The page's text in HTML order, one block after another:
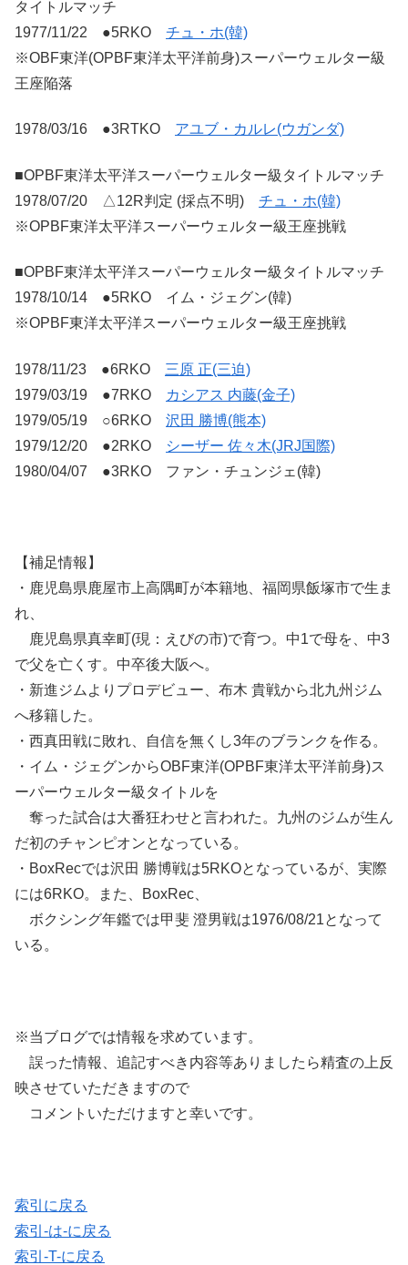
タイトルマッチ
1977/11/22 ●5RKO チュ・ホ(韓)
※OBF東洋(OPBF東洋太平洋前身)スーパーウェルター級
王座陥落
1978/03/16 ●3RTKO アユブ・カルレ(ウガンダ)
■OPBF東洋太平洋スーパーウェルター級タイトルマッチ
1978/07/20 △12R判定 (採点不明) チュ・ホ(韓)
※OPBF東洋太平洋スーパーウェルター級王座挑戦
■OPBF東洋太平洋スーパーウェルター級タイトルマッチ
1978/10/14 ●5RKO イム・ジェグン(韓)
※OPBF東洋太平洋スーパーウェルター級王座挑戦
1978/11/23 ●6RKO 三原 正(三迫)
1979/03/19 ●7RKO
カシアス 内藤(金子)
1979/05/19 ○6RKO 沢田 勝博(熊本)
1979/12/20 ●2RKO
シーザー 佐々木(JRJ国際)
1980/04/07 ●3RKO ファン・チュンジェ(韓)
【補足情報】
・鹿児島県鹿屋市上高隅町が本籍地、福岡県飯塚市で生ま
れ、
鹿児島県真幸町(現：えびの市)で育つ。中1で母を、中3
で父を亡くす。中卒後大阪へ。
・新進ジムよりプロデビュー、布木 貴戦から北九州ジム
へ移籍した。
・西真田戦に敗れ、自信を無くし3年のブランクを作る。
・イム・ジェグンからOBF東洋(OPBF東洋太平洋前身)ス
ーパーウェルター級タイトルを
奪った試合は大番狂わせと言われた。九州のジムが生ん
だ初のチャンピオンとなっている。
・BoxRecでは沢田 勝博戦は5RKOとなっているが、実際
には6RKO。また、BoxRec、
ボクシング年鑑では甲斐 澄男戦は1976/08/21となって
いる。
※当ブログでは情報を求めています。
誤った情報、追記すべき内容等ありましたら精査の上反
映させていただきますので
コメントいただけますと幸いです。
索引に戻る
索引-は-に戻る
索引-T-に戻る